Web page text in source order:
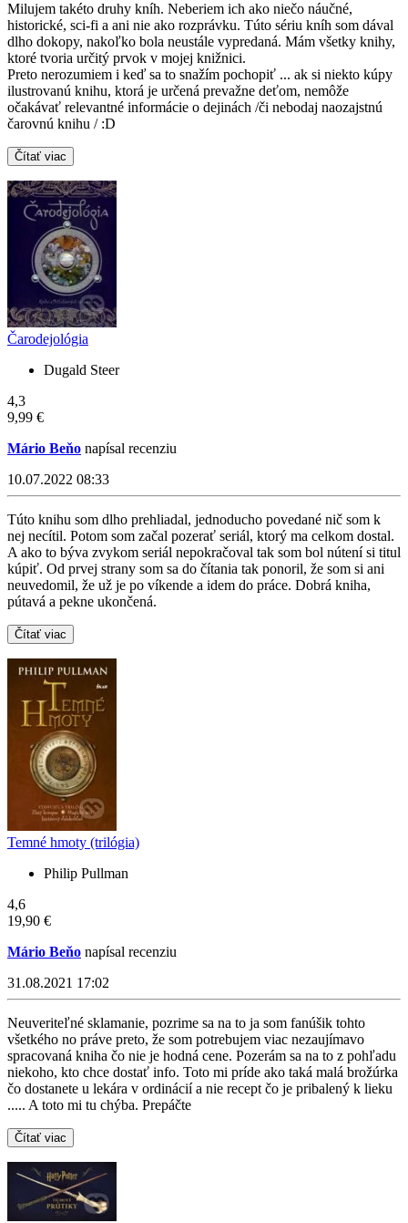
Milujem takéto druhy kníh. Neberiem ich ako niečo náučné,
historické, sci-fi a ani nie ako rozprávku. Túto sériu kníh som dával
dlho dokopy, nakoľko bola neustále vypredaná. Mám všetky knihy,
ktoré tvoria určitý prvok v mojej knižnici.
Preto nerozumiem i keď sa to snažím pochopiť ... ak si niekto kúpy
ilustrovanú knihu, ktorá je určená prevažne deťom, nemôže
očakávať relevantné informácie o dejinách /či nebodaj naozajstnú
čarovnú knihu / :D
Čítať viac
Čarodejológia
Dugald Steer
4,3
9,99 €
Mário Beňo napísal recenziu
10.07.2022 08:33
Túto knihu som dlho prehliadal, jednoducho povedané nič som k
nej necítil. Potom som začal pozerať seriál, ktorý ma celkom dostal.
A ako to býva zvykom seriál nepokračoval tak som bol nútení si titul
kúpiť. Od prvej strany som sa do čítania tak ponoril, že som si ani
neuvedomil, že už je po víkende a idem do práce. Dobrá kniha,
pútavá a pekne ukončená.
Čítať viac
Temné hmoty (trilógia)
Philip Pullman
4,6
19,90 €
Mário Beňo napísal recenziu
31.08.2021 17:02
Neuveriteľné sklamanie, pozrime sa na to ja som fanúšik tohto
všetkého no práve preto, že som potrebujem viac nezaujímavo
spracovaná kniha čo nie je hodná cene. Pozerám sa na to z pohľadu
niekoho, kto chce dostať info. Toto mi príde ako taká malá brožúrka
čo dostanete u lekára v ordinácií a nie recept čo je pribalený k lieku
..... A toto mi tu chýba. Prepáčte
Čítať viac